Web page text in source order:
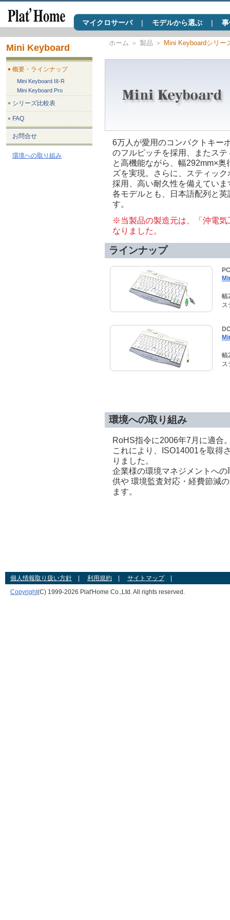
マイクロサーバ | モデルから選ぶ |
Mini Keyboard
概要・ラインナップ
Mini Keyboard III-R
Mini Keyboard Pro
シリーズ比較表
FAQ
お問合せ
環境への取り組み
ホーム ＞ 製品 ＞ Mini Keyboardシリー
6万人が愛用のコンパクトキー
のフルピッチを採用、またス
と高機能ながら、幅292mm×
ズを実現。さらに、スティッ
採用、高い耐久性を備えていま
各モデルとも、日本語配列と
す。
※当製品の製造元は、「沖電
なりました。
ラインナップ
幅
ス
幅
ス
環境への取り組み
RoHS指令に2006年7月に適合
これにより、ISO14001を取得
りました。
企業様の環境マネジメントへ
供や 環境監査対応・経費節減
ます。
個人情報取り扱い方針 利用規約 サイトマップ|
Copyright(C) 1999-2026 Plat'Home Co.,Ltd. All rights reserved.